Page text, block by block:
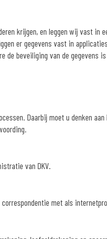
krijgen, en leggen wij vast
er gegevens vast in
de beveiliging van de gegevens
Daarbij moet u denken
van DKV.
met als